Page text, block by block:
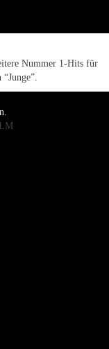
Nummer 1-Hits für